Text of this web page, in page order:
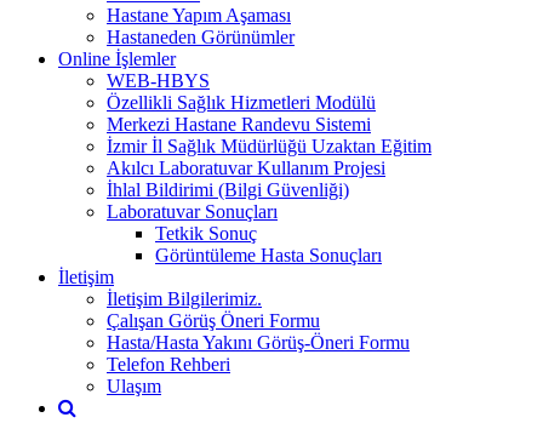
Hastane Yapım Aşaması
Hastaneden Görünümler
Online İşlemler
WEB-HBYS
Özellikli Sağlık Hizmetleri Modülü
Merkezi Hastane Randevu Sistemi
İzmir İl Sağlık Müdürlüğü Uzaktan Eğitim
Akılcı Laboratuvar Kullanım Projesi
İhlal Bildirimi (Bilgi Güvenliği)
Laboratuvar Sonuçları
Tetkik Sonuç
Görüntüleme Hasta Sonuçları
İletişim
İletişim Bilgilerimiz.
Çalışan Görüş Öneri Formu
Hasta/Hasta Yakını Görüş-Öneri Formu
Telefon Rehberi
Ulaşım